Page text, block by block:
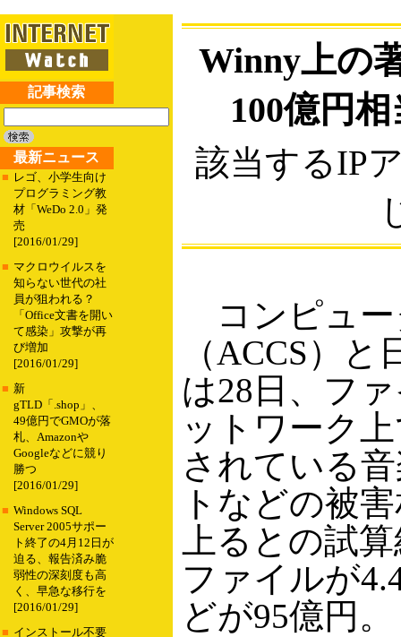
記事検索
最新ニュース
■ レゴ、小学生向け
プログラミング教
材「WeDo 2.0」発
売
[2016/01/29]
■ マクロウイルスを
知らない世代の社
員が狙われる？
「Office文書を開い
て感染」攻撃が再
び増加
[2016/01/29]
■ 新
gTLD「.shop」、
49億円でGMOが落
札、Amazonや
Googleなどに競り
勝つ
[2016/01/29]
■ Windows SQL
Server 2005サポー
ト終了の4月12日が
迫る、報告済み脆
弱性の深刻度も高
く、早急な移行を
[2016/01/29]
■ インストール不要
Winny上の
100億円
該当するIP
コンピュー
（ACCS）
は28日、フ
ットワーク
されている
トなどの被
上るとの試
ファイルが
どが95億円。